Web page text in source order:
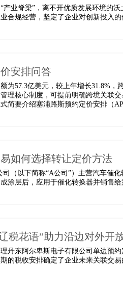
产业脊梁”，离不开优质发展环境的
合规经营，坚定了企业对创新投入
安排问答
为57.3亿美元，较上年增长31.8%
理核心制度，可提前明确跨境关联
简要介绍塞浦路斯预约定价安排（
如何选择转让定价方法
司（以下简称“A公司”）主营汽车催
涂层后，应用于催化转换器并销售
税花语”助力沿边对外开
丹东阿尔卑斯电子有限公司单边预
的税收安排确定了企业未来关联交